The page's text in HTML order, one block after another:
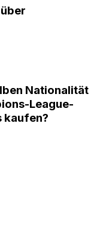
Nationalität
League-
kaufen?